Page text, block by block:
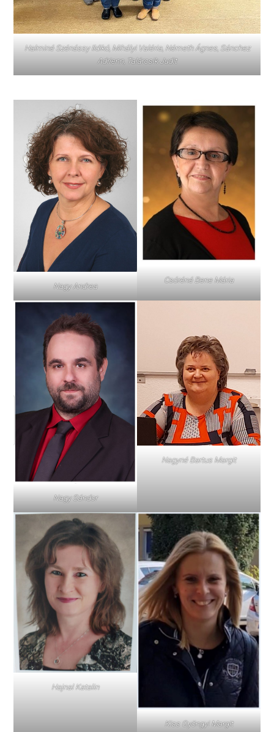
Halminé Szénássy Ildikó, Mihályi Valéria, Németh Ágnes, Sánchez
Adrienn, Talárcsik Judit
Nagy Andrea
Csóréné Bene Mária
Nagy Sándor
Nagyné Bartus Margit
Hajnal Katalin
Kiss Gyöngyi Margit